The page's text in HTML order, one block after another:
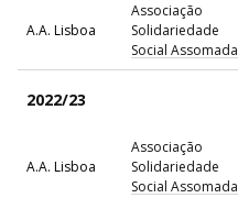
A.A. Lisboa
Associação
Solidariedade
Social Assomada
2022/23
A.A. Lisboa
Associação
Solidariedade
Social Assomada